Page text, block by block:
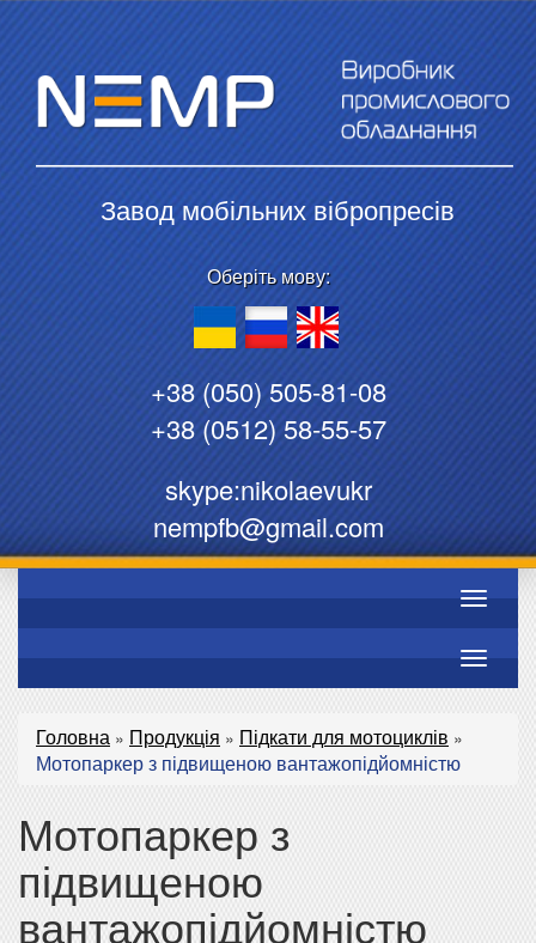
Завод мобільних вібропресів
Оберіть мову:
+38 (050) 505-81-08
+38 (0512) 58-55-57
skype:nikolaevukr
nempfb@gmail.com
Toggle
Toggle
Головна » Продукція » Підкати для мотоциклів »
Мотопаркер з підвищеною вантажопідйомністю
Мотопаркер з
підвищеною
вантажопідйомністю